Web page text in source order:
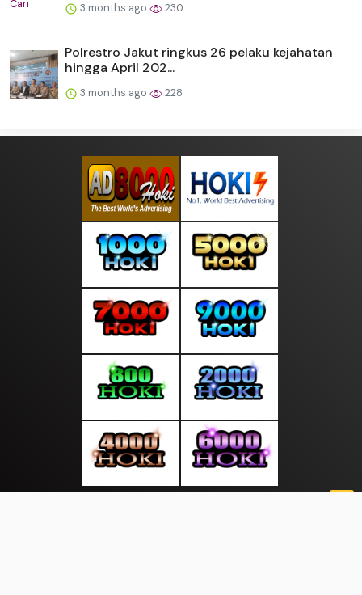
3 months ago 230
Polrestro Jakut ringkus 26 pelaku kejahatan
hingga April 202...
3 months ago 228